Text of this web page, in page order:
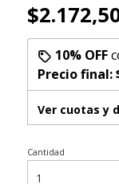
10% OFF
Precio final:
Ver cuotas y
Cantidad